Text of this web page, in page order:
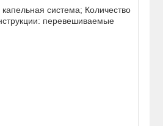
система; Количество
перевешиваемые